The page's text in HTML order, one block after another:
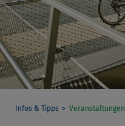
Infos & Tipps Veranstaltungen